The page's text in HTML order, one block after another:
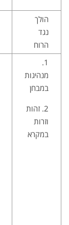
הולך
נגד
הרוח
1.
מנהיגות
במבחן
2. זהות
וזרות
במקרא